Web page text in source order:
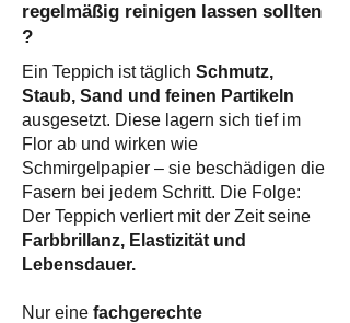
regelmäßig reinigen lassen sollten
?​
Ein Teppich ist täglich Schmutz,
Staub, Sand und feinen Partikeln
ausgesetzt. Diese lagern sich tief im
Flor ab und wirken wie
Schmirgelpapier – sie beschädigen die
Fasern bei jedem Schritt. Die Folge:
Der Teppich verliert mit der Zeit seine
Farbbrillanz, Elastizität und
Lebensdauer.
Nur eine fachgerechte